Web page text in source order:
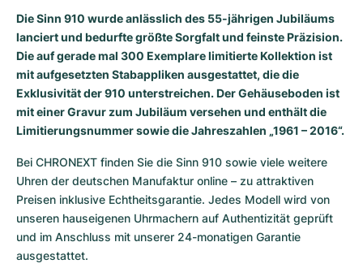
Milgauss
Oyster Perpetual
Yacht-Master
Yacht-Master II
Sea-Dweller
Sky-Dweller
Submariner
Damenuhren
Ronde
Rotonde
Crash
Pasha
Tortue
Baignoire
Ballon Blanc
Professional
Bentley
Transocean
Cockpit
Chronospace
Super Avenger
Galactic
Formula 1
Grand Carrera
Gebraucht
Damenuhren
Portofino
Portugieser
Da Vinci
Aquatimer
Spitfire
GST
Vintage
Spirit of Big Bang
King Power
Gebraucht
Die Sinn 910 wurde anlässlich des 55-jährigen Jubiläums
lanciert und bedurfte größte Sorgfalt und feinste Präzision.
Die auf gerade mal 300 Exemplare limitierte Kollektion ist
mit aufgesetzten Stabappliken ausgestattet, die die
Exklusivität der 910 unterstreichen. Der Gehäuseboden ist
mit einer Gravur zum Jubiläum versehen und enthält die
Limitierungsnummer sowie die Jahreszahlen „1961 – 2016“.
Bei CHRONEXT finden Sie die Sinn 910 sowie viele weitere
Uhren der deutschen Manufaktur online – zu attraktiven
Preisen inklusive Echtheitsgarantie. Jedes Modell wird von
unseren hauseigenen Uhrmachern auf Authentizität geprüft
und im Anschluss mit unserer 24-monatigen Garantie
ausgestattet.